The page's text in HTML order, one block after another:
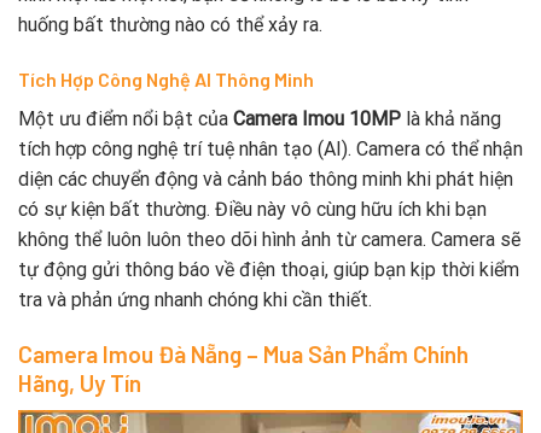
huống bất thường nào có thể xảy ra.
Tích Hợp Công Nghệ AI Thông Minh
Một ưu điểm nổi bật của Camera Imou 10MP là khả năng
tích hợp công nghệ trí tuệ nhân tạo (AI). Camera có thể nhận
diện các chuyển động và cảnh báo thông minh khi phát hiện
có sự kiện bất thường. Điều này vô cùng hữu ích khi bạn
không thể luôn luôn theo dõi hình ảnh từ camera. Camera sẽ
tự động gửi thông báo về điện thoại, giúp bạn kịp thời kiểm
tra và phản ứng nhanh chóng khi cần thiết.
Camera Imou Đà Nẵng – Mua Sản Phẩm Chính
Hãng, Uy Tín